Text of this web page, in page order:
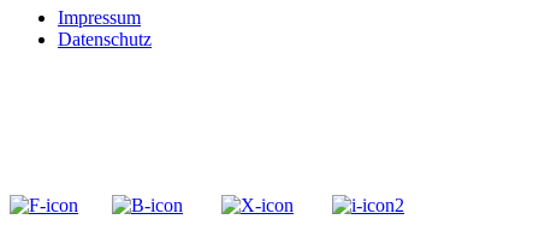
Impressum
Datenschutz